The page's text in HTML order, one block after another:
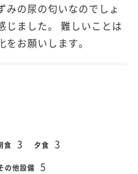
みの尿の匂いなのでしょ
じました。 難しいことは
お願いします。
食 3 夕食 3
の他設備 5